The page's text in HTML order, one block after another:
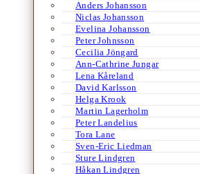
Anders Johansson
Niclas Johansson
Evelina Johansson
Peter Johnsson
Cecilia Jöngard
Ann-Cathrine Jungar
Lena Kåreland
David Karlsson
Helga Krook
Martin Lagerholm
Peter Landelius
Tora Lane
Sven-Eric Liedman
Sture Lindgren
Håkan Lindgren